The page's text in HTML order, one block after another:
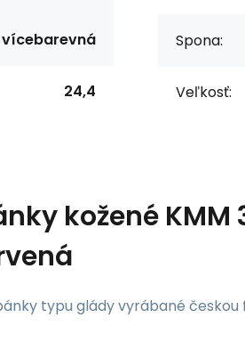
vícebarevná
24,4
Spona:
Veľkosť:
kožené KMM
typu glády vyrábané českou